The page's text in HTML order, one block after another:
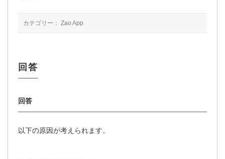
カテゴリー： Zao App
以下の原因が考えられます。